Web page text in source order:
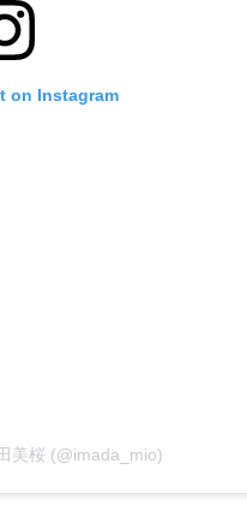
on Instagram
美桜 (@imada_mio)